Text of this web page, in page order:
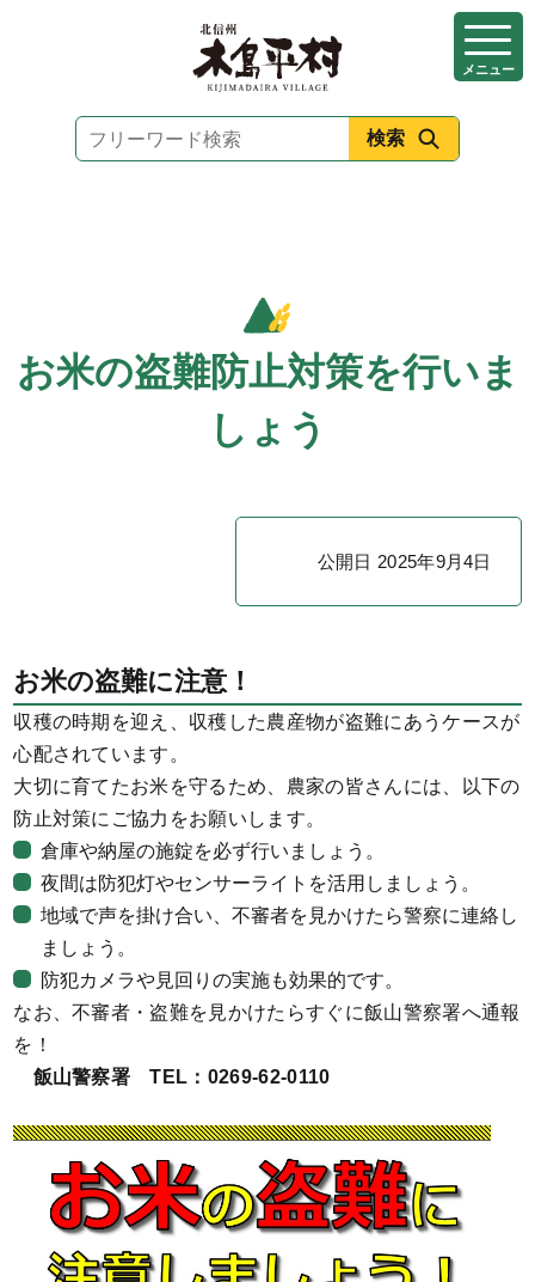
メニュー
お米の盗難防止対策を行いま
しょう
公開日 2025年9月4日
お米の盗難に注意！
収穫の時期を迎え、収穫した農産物が盗難にあうケースが
心配されています。
大切に育てたお米を守るため、農家の皆さんには、以下の
防止対策にご協力をお願いします。
倉庫や納屋の施錠を必ず行いましょう。
夜間は防犯灯やセンサーライトを活用しましょう。
地域で声を掛け合い、不審者を見かけたら警察に連絡し
ましょう。
防犯カメラや見回りの実施も効果的です。
なお、不審者・盗難を見かけたらすぐに飯山警察署へ通報
を！
飯山警察署
TEL：0269-62-0110